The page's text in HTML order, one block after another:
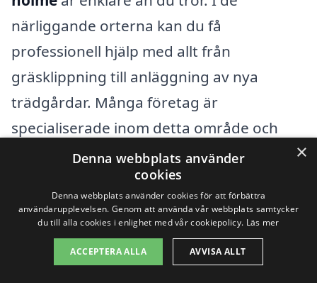
närliggande orterna kan du få
professionell hjälp med allt från
gräsklippning till anläggning av nya
trädgårdar. Många företag är
specialiserade inom detta område och
kan erbjuda skräddarsydda lösningar för
Några av de omgivande städerna där du
kan hitta kompetenta aktörer för
×
Denna webbplats använder
cookies
Denna webbplats använder cookies för att förbättra
användarupplevelsen. Genom att använda vår webbplats samtycker
du till alla cookies i enlighet med vår cookiepolicy. Läs mer
ACCEPTERA ALLA AVVISA ALLT